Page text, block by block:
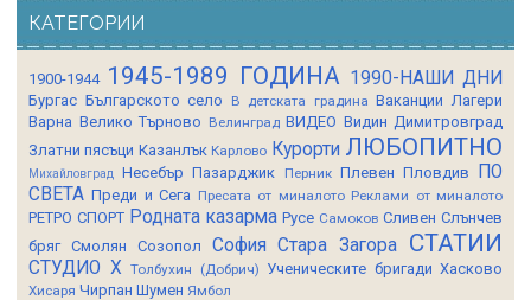
КАТЕГОРИИ
1900-1944 1945-1989 ГОДИНА 1990-НАШИ ДНИ
Бургас Българското село В детската градина Ваканции Лагери
Варна Велико Търново Велинград ВИДЕО Видин Димитровград
Златни пясъци Казанлък Карлово Курорти ЛЮБОПИТНО
Михайловград Несебър Пазарджик Перник Плевен Пловдив
ПО
СВЕТА Преди и Сега Пресата от миналото Реклами от миналото
РЕТРО СПОРТ Родната казарма Русе Самоков Сливен Слънчев
бряг Смолян Созопол София Стара Загора СТАТИИ
СТУДИО Х Толбухин (Добрич) Ученическите бригади Хасково
Хисаря Чирпан Шумен Ямбол